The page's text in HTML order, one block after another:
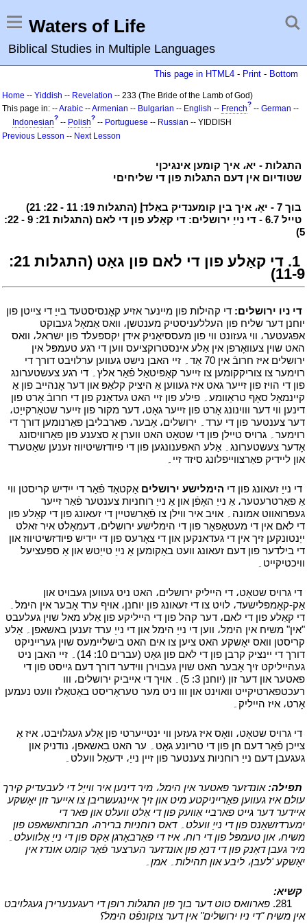
Waters of Life
Biblical Studies in Multiple Languages
This page in HTML4 - Print - Bottom
Home -- Yiddish -- Revelation -- 233 (The Bride of the Lamb of God)
This page in: --Arabic --Armenian -- Bulgarian -- English -- French? -- German --
Indonesian? -- Polish? -- Portuguese -- Russian -- YIDDISH
Previous Lesson -- Next Lesson
התגלות - יא، איך קומען אינגיכןי
שטודיום אין דעם התגלות פון די שליחיםי
בוך 7 - יאָ، איך בין קומענדיק באַלדإ (התגלות 19: 11 - 22: 21)
טייל 6.7 - די נייַ ירושלים: די קאַלע פון די לאם (התגלות 21: 9 - 22:
5)
1. די קאַלע פון די לאם פון גאָט (התגלות 21:
11-9)
די ניו ירושלים: די קהילות פון מיינער אזיע קאָנסיסטעד בייַ די צייטן פון
יוחנן דער שליח פון העללעניסטיק מענטשן، וואס אַמאָל געבוקט
אפגעטער، ווי געזונט ווי פון מעססיאַניק אידן יקספּעלד פון ישראל، וואס
האט שוין צעוואָרפן אין אַלע אינסטרוקציעס ווען די רגע טעמפּל אין
ירושלים איז חרובֿ אין 70 אַד۔ זיי האבן נישט געווען ערלויבט דורך די
רוימער צו צוריקקומען צו זייער קאַפּיטאַל פֿאַר אלץ۔ די רגע צעשטערונג
פון די הויז פון זייער גאט איז געווען אַ היציק קלאַפּ און דער אָנהייב פון אַ
קיינמאָל סאָף טראַוומע۔ פילע פון זיי האט געדאַנק פון די חרובֿ אָרט פון
דינען ווי דער וווינונג אָרט פון זייער גאָט، דער מקור פון זייער שטאַרקייַט،
דער צענטער פון די ערד۔ ירושלים، אָבער، פארבליבן פאַרנומען דורך די
רוימער۔ גרויס טיילן פון די שטאָט האט ווערן אַ סצענע פון פאַרוויסונג
אָדער צעשטערונג۔ אַלע האפענונגען פון די פיודזשיטיווז זענען שאַטערד
און ליידיק פאַרצווייפלונג סיזד זיי۔
די נייַ זעאונג פון די הימלישע ירושלים אַקטאַד פֿאַר די ייִדיש קריסטן ווי
אַ פאַרטרעטער، אַ נייַ האָפֿן און אַ נייַ רוחניות צענטער פֿאַר זייער
געפרואווט אמונה۔ אויב איר ווילן צו פֿאַרשטיין די זעאונג פון די קאַלע פון
די לאם אין די מעטאַפאָר פון די הימלישע ירושלים، דעמאָלט איר זאלט
ייַנטונקען זיך אין די געדאנקען און די צאָרעס פון די ייִדיש פיודזשיטיווז און
די בילדער פון דעם זעאונג וועט באַקומען אַ נייַ טייַטש און אַ ספּעציעל
וויכטיקייט۔
די גרויס שטאָט، די הייליק ירושלים، האט ניט געווען געבויט און
אַק-קאָמפּלישעד، לויט צו די זעאונג פון יוחנן، אויף ערד אָבער אין הימל۔
די קאַלע פון די לאם، דער קהל פון די הייליקע פון אַלע מאל שוין געלעבט
"אין" משיח אין הימל، ווען די נייַ הימל און די נייַ ערד זענען באשאפן۔ אַלע
קריסטן וואס יאָשקע האט ציען צו אים האט בישליימעס שוין גערייניקט
דורך די יינציק קרבן פון די לאם פון גאָט (עברים 10: 14)۔ זיי האבן ניט
געהייליקט זיך אָבער האט שוין געבוירן ווידער דורך דעם גייסט פון די
פאטער און דער זון (יוחנן 3: 5)۔ אויך די אייביק ירושלים، ווו
רעכטפארטיקייט וואוינט און ווו ניט מער טעראָריסט באַטאַלז וועט נעמען
אָרט، איז הייליק۔
די גרויס שטאָט، וואָס איז געזען ווי ינטייערטי פון אַלע געגלויבט، איז אַ
צייכן פֿאַר דעם חן פון די טריונע גאָט۔ ער האט באשאפן، נודניק און
געגעבן דעם נייַ רוחניות צענטער פון זיין נייַ، ידעאַל וועלט۔
תפילה: אונדזער פאטער אין הימל، מיר דינען איר ווייַל די לעבעדיק קירך
עולם איז געווען פאַרייניקטע מיט און זיך איינגעשריבן צו אייער זון יאָשקע
איידער דער גייט פארביי אַוועק פון די אַלט וועלט און פאר די
ימערדזשאַנס פון די נייַ וועלט۔ דאס רוחניות ברירה، חברותאשאפט פון
משיח، און טעמפּל פון די רוח، איז די פאַרבאָרגן אַקס פון די נייַ אַלוועלט۔
מיר געבן דאַנק פון די דנאָ פון אונדזער הערצער פֿאַר קומט אונדז אין
יאָשקע 'לעבן، ליבע און תהילות۔ אמן۔
קשיא:
פארוואס טוט דער בוך פון התגלות רופן די רעגענערירן געגלויבט
אין משיח "די ניו ירושלים" אין דער צוקונפֿט הימל؟